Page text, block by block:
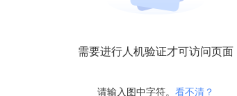
需要进行人机验证才可访问页面
请输入图中字符。 看不清？